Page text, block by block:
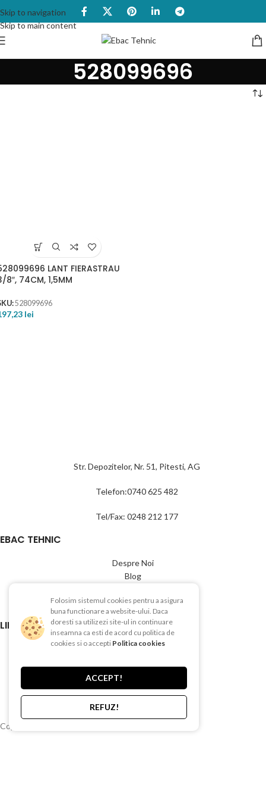
Skip to navigation
Skip to main content
528099696
LANT FIERASTRAU
8″, 74CM, 1,5MM
528099696
lei
Str. Depozitelor, Nr. 51, Pitesti, AG
Telefon:0740 625 482
Tel/Fax: 0248 212 177
EBAC TEHNIC
Despre Noi
Blog
Contact
LINK-URI UTILE
Termeni si conditii
Politica de Cookies
Politica de retur
Copyright © 2015-2025 EBAC TEHNIC
Folosim sistemul cookies pentru a asigura
buna functionare a website-ului. Daca
doresti sa utilizezi site-ul in continuare
inseamna ca esti de acord cu politica de
cookies si o accepti Politica cookies
ACCEPT!
REFUZ!